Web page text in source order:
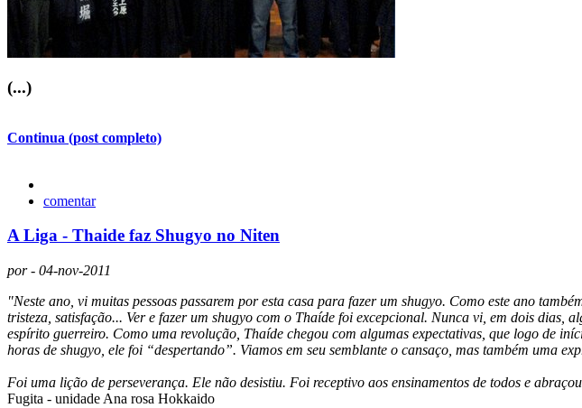
(...)
Continua (post completo)
comentar
A Liga - Thaide faz Shugyo no Niten
por - 04-nov-2011
"Neste ano, vi muitas pessoas passarem por esta casa para fazer um shugyo. Como este ano
tristeza, satisfação... Ver e fazer um shugyo com o Thaíde foi excepcional. Nunca vi, em dois dias,
espírito guerreiro. Como uma revolução, Thaíde chegou com algumas expectativas, que logo de
horas de shugyo , ele foi “despertando”. Viamos em seu semblante o cansaço, mas também uma
Foi uma lição de perseverança. Ele não desistiu. Foi receptivo aos ensinamentos de todos e
Fugita - unidade Ana rosa Hokkaido